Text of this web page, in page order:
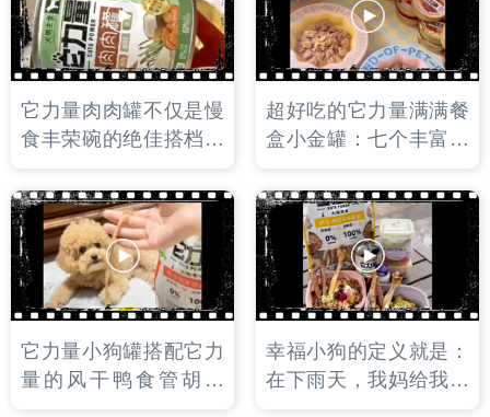
的碳水来源。一口一块
嘎嘣脆！
它力量肉肉罐不仅是慢
食丰荣碗的绝佳搭档，
午节礼物哦！一口一个
还带夹心的粽子，包裹
着两脚兽满满的爱！
超好吃的它力量满满餐
盒小金罐：七个丰富口
腻的里脊肉丝，添加超
级食物和奇亚籽颗粒。
国产餐盒天花板，无限
复购！
它力量小狗罐搭配它力
量的风干鸭食管胡萝
幸福小狗的定义就是：
在下雨天，我妈给我穿